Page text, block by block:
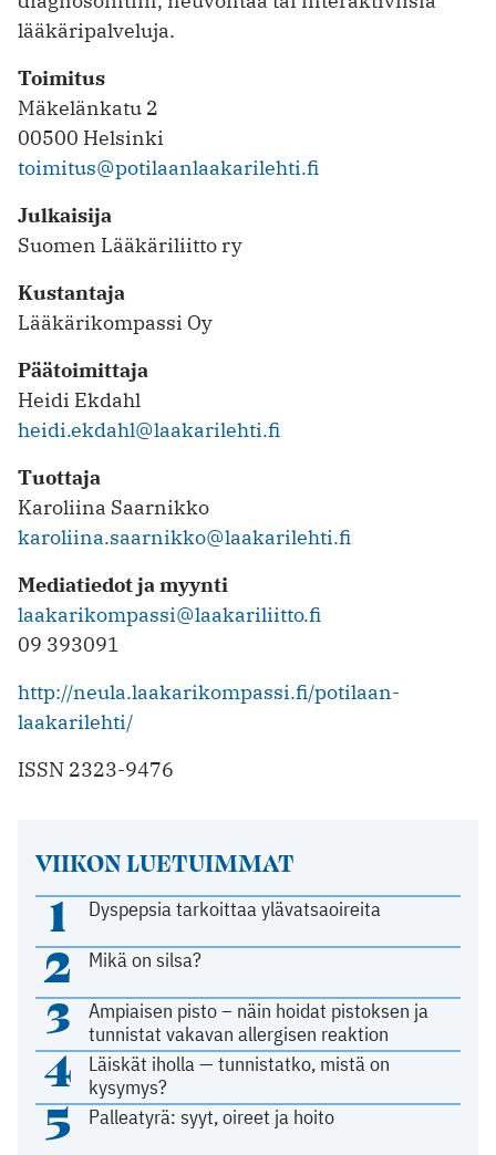
lääkäripalveluja.
Toimitus
Mäkelänkatu 2
00500 Helsinki
toimitus@potilaanlaakarilehti.fi
Julkaisija
Suomen Lääkäriliitto ry
Kustantaja
Lääkärikompassi Oy
Päätoimittaja
Heidi Ekdahl
heidi.ekdahl@laakarilehti.fi
Tuottaja
Karoliina Saarnikko
karoliina.saarnikko@laakarilehti.fi
Mediatiedot ja myynti
laakarikompassi@laakariliitto.fi
09 393091
http://neula.laakarikompassi.fi/potilaan-
laakarilehti/
ISSN 2323-9476
VIIKON LUETUIMMAT
1 Dyspepsia tarkoittaa ylävatsaoireita
2 Mikä on silsa?
3
Ampiaisen pisto – näin hoidat pistoksen ja
tunnistat vakavan allergisen reaktion
4
Läiskät iholla — tunnistatko, mistä on
kysymys?
5 Palleatyrä: syyt, oireet ja hoito